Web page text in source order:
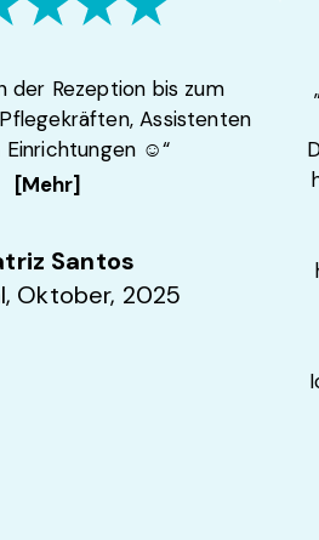
der Rezeption bis zum
Assistenten
Einrichtungen ☺️“
[Mehr]
Santos
Oktober, 2025